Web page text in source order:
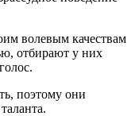
волевым качествам
отбирают у них
поэтому они